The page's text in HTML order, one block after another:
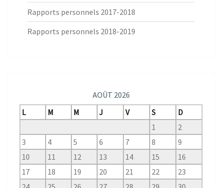
Rapports personnels 2017-2018
Rapports personnels 2018-2019
AOÛT 2026
L
M M J V S
D
1
2
3
4 5 6 7 8
9
10
11 12 13 14 15
16
17
18 19 20 21 22
23